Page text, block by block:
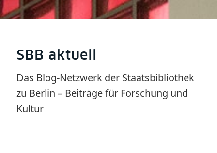
SBB aktuell
Das Blog-Netzwerk der Staatsbibliothek
zu Berlin – Beiträge für Forschung und
Kultur